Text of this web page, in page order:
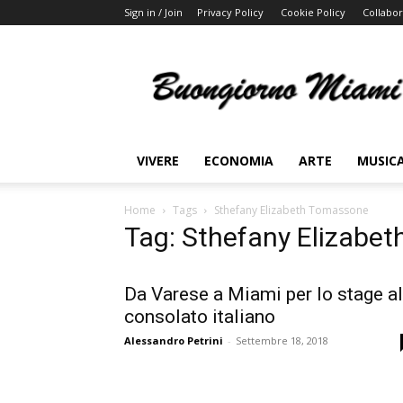
Sign in / Join Privacy Policy Cookie Policy
Miami
VIVERE ECONOMIA ARTE
Home Tags Sthefany Elizabeth Tomassone
Tag: Sthefany
Da Varese a Miami per lo stage al
consolato italiano
Alessandro Petrini - Settembre 18, 2018